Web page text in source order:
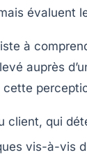
évaluent
à
auprès
client, qui
vis-à-vis